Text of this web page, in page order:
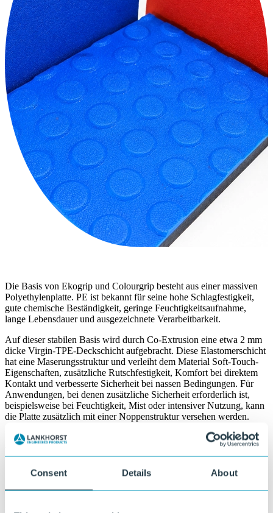
Consent Details About
Die Basis von Ekogrip und Colourgrip besteht aus einer massiven
Polyethylenplatte. PE ist bekannt für seine hohe Schlagfestigkeit,
gute chemische Beständigkeit, geringe Feuchtigkeitsaufnahme,
lange Lebensdauer und ausgezeichnete Verarbeitbarkeit.
Auf dieser stabilen Basis wird durch Co-Extrusion eine etwa 2 mm
dicke Virgin-TPE-Deckschicht aufgebracht. Diese Elastomerschicht
hat eine Maserungsstruktur und verleiht dem Material Soft-Touch-
Eigenschaften, zusätzliche Rutschfestigkeit, Komfort bei direktem
Kontakt und verbesserte Sicherheit bei nassen Bedingungen. Für
Anwendungen, bei denen zusätzliche Sicherheit erforderlich ist,
beispielsweise bei Feuchtigkeit, Mist oder intensiver Nutzung, kann
die Platte zusätzlich mit einer Noppenstruktur versehen werden.
Warum Ekogrip und Colourgrip?
Ausgezeichnete Antirutsch-Eigenschaften